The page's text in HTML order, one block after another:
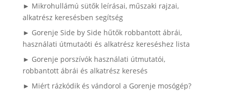
► Mikrohullámú sütők leírásai, műszaki rajzai,
alkatrész keresésben segítség
► Gorenje Side by Side hűtők robbantott ábrái,
használati útmutaóti és alkatrész kereséshez lista
► Gorenje porszívók használati útmutatói,
robbantott ábrái és alkatrész keresés
► Miért rázkódik és vándorol a Gorenje mosógép?